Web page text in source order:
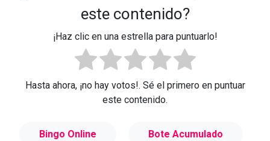
este contenido?
¡Haz clic en una estrella para puntuarlo!
Hasta ahora, ¡no hay votos!. Sé el primero en puntuar
este contenido.
Bingo Online Bote Acumulado